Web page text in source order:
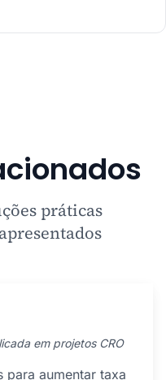
práticas
em projetos CRO
para aumentar taxa